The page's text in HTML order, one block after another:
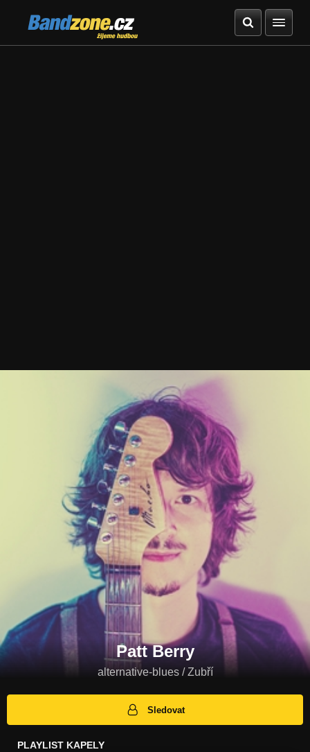
Bandzone.cz
žijeme hudbou
Patt Berry
alternative-blues / Zubří
Sledovat
PLAYLIST KAPELY